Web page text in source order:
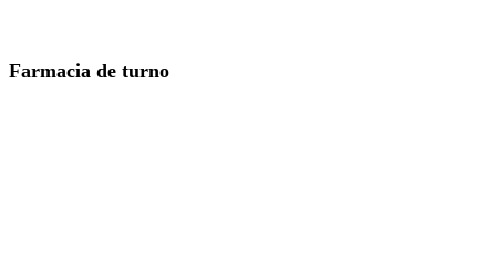
Farmacia de turno